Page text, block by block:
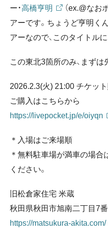
ー・高橋亨明
（ex.@なお
アーです。ちょうど亨明く
アーなので、このタイトル
この東北3箇所のみ、まず
2026.2.3(火) 21:00 チケッ
ご購入はこちらから
https://livepocket.jp/e/oiyqn
＊入場はご来場順
＊無料駐車場が満車の場
ください。
旧松倉家住宅 米蔵
秋田県秋田市旭南二丁目7
https://matsukura-akita.com/